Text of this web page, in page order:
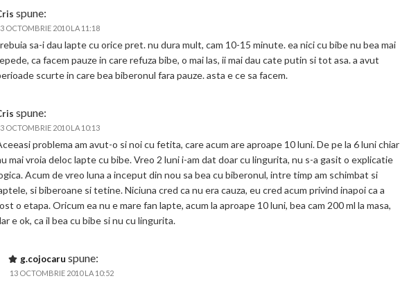
spune:
OCTOMBRIE 2010 LA 11:18
sa-i dau lapte cu orice pret. nu dura mult, cam 10-15 minute. ea nici cu bibe nu bea mai
ca facem pauze in care refuza bibe, o mai las, ii mai dau cate putin si tot asa. a avut
scurte in care bea biberonul fara pauze. asta e ce sa facem.
spune:
OCTOMBRIE 2010 LA 10:13
problema am avut-o si noi cu fetita, care acum are aproape 10 luni. De pe la 6 luni chiar
mai vroia deloc lapte cu bibe. Vreo 2 luni i-am dat doar cu lingurita, nu s-a gasit o explicatie
Acum de vreo luna a inceput din nou sa bea cu biberonul, intre timp am schimbat si
si biberoane si tetine. Niciuna cred ca nu era cauza, eu cred acum privind inapoi ca a
o etapa. Oricum ea nu e mare fan lapte, acum la aproape 10 luni, bea cam 200 ml la masa,
e ok, ca il bea cu bibe si nu cu lingurita.
g.cojocaru spune:
13 OCTOMBRIE 2010 LA 10:52